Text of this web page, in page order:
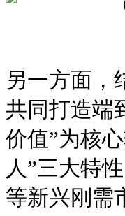
另一方面，
共同打造端
价值”为核
人”三大特
等新兴刚需